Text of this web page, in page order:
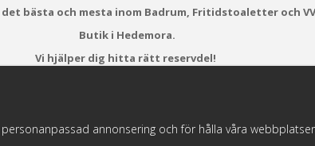
bästa och mesta inom Badrum, Fritidstoaletter och
Butik i Hedemora.
Vi hjälper dig hitta rätt reservdel!
annonsering och för hålla våra